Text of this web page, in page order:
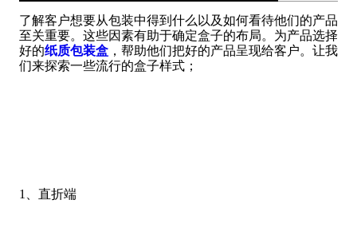
了解客户想要从包装中得到什么以及如何看待他们的产品
至关重要。这些因素有助于确定盒子的布局。为产品选择
好的纸质包装盒，帮助他们把好的产品呈现给客户。让我
们来探索一些流行的盒子样式；
1、直折端